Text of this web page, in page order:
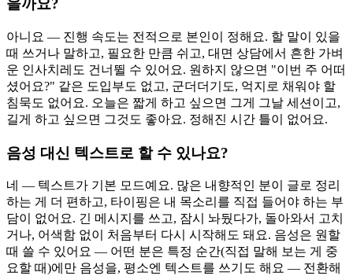
을까요?
아니요 — 진행 속도는 전적으로 본인이 정해요. 할 말이 있을
때 쓰거나 말하고, 필요한 만큼 쉬고, 대면 상담에서 흔한 가벼
운 인사치레도 건너뛸 수 있어요. 원하지 않으면 "이번 주 어떠
셨어요?" 같은 도입부도 없고, 군더더기도, 억지로 채워야 할
침묵도 없어요. 오늘은 짧게 하고 싶으면 그게 그날 세션이고,
길게 하고 싶으면 그것도 좋아요. 정해진 시간 틀이 없어요.
음성 대신 텍스트로 할 수 있나요?
네 — 텍스트가 기본 모드예요. 많은 내향적인 분이 글로 정리
하는 게 더 편하고, 타이핑은 내 목소리를 직접 들어야 하는 부
담이 없어요. 긴 메시지를 쓰고, 잠시 놔뒀다가, 돌아와서 고치
거나, 어색함 없이 처음부터 다시 시작해도 돼요. 음성은 원할
때 쓸 수 있어요 — 어떤 분은 특정 순간(직접 말해 보는 게 중
요할 때)에만 음성을, 평소엔 텍스트를 쓰기도 해요 — 전환해